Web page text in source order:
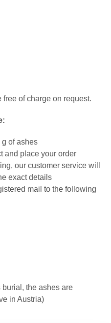
of charge on request.
of ashes
and place your order
our customer service will
exact details
mail to the following
the ashes are
in Austria)